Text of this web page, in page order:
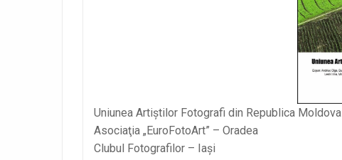
Uniunea Artiştilor Fotografi din Republica Moldova
Asociaţia „EuroFotoArt” – Oradea
Clubul Fotografilor – Iaşi